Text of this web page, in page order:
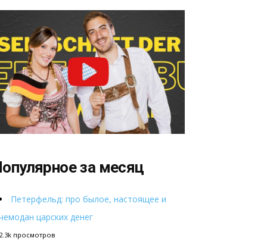
за месяц
Петерфельд: про былое, настоящее и
царских денег
просмотров